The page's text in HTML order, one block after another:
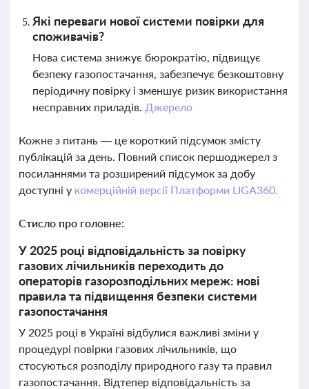
Які переваги нової системи повірки для
споживачів?
Нова система знижує бюрократію, підвищує
безпеку газопостачання, забезпечує безкоштовну
періодичну повірку і зменшує ризик використання
несправних приладів. Джерело
Кожне з питань — це короткий підсумок змісту
публікацій за день. Повний список першоджерел з
посиланнями та розширений підсумок за добу
доступні у комерційній версії Платформи LIGA360.
Стисло про головне:
У 2025 році відповідальність за повірку
газових лічильників переходить до
операторів газорозподільних мереж: нові
правила та підвищення безпеки системи
газопостачання
У 2025 році в Україні відбулися важливі зміни у
процедурі повірки газових лічильників, що
стосуються розподілу природного газу та правил
газопостачання. Відтепер відповідальність за